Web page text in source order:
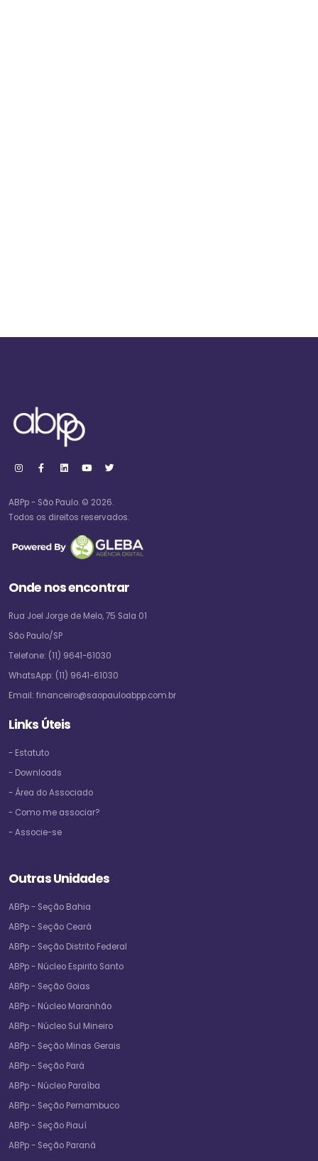
ABPp - São Paulo. © 2026.
Todos os direitos reservados.
Onde nos encontrar
Rua Joel Jorge de Melo, 75 Sala 01
São Paulo/SP
Telefone: (11) 9641-61030
WhatsApp: (11) 9641-61030
Email: financeiro@saopauloabpp.com.br
Links Úteis
- Estatuto
- Downloads
- Área do Associado
- Como me associar?
- Associe-se
Outras Unidades
ABPp - Seção Bahia
ABPp - Seção Ceará
ABPp - Seção Distrito Federal
ABPp - Núcleo Espirito Santo
ABPp - Seção Goias
ABPp - Núcleo Maranhão
ABPp - Núcleo Sul Mineiro
ABPp - Seção Minas Gerais
ABPp - Seção Pará
ABPp - Núcleo Paraíba
ABPp - Seção Pernambuco
ABPp - Seção Piauí
ABPp - Seção Paraná